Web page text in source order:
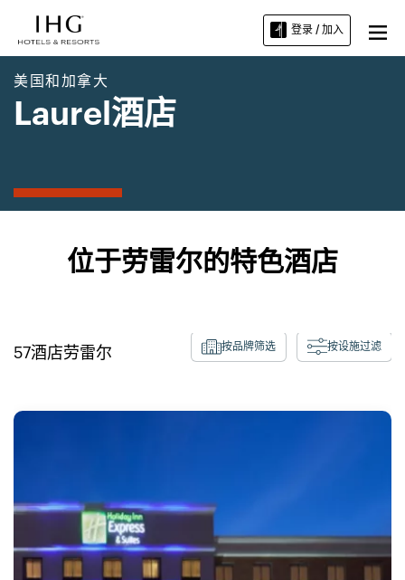
登录 / 加入
美国和加拿大
Laurel酒店
位于劳雷尔的特色酒店
57酒店劳雷尔 按品牌筛选 按设施过滤